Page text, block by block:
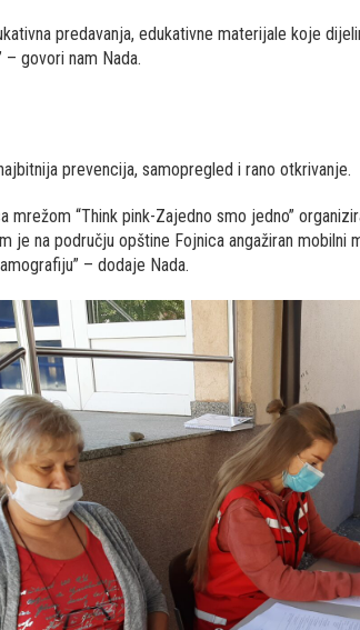
predavanja, edukativne materijale koje
– govori nam Nada.
prevencija, samopregled i rano otkrivanje.
mrežom “Think pink-Zajedno smo jedno”
je na području opštine Fojnica angažiran mobilni
– dodaje Nada.